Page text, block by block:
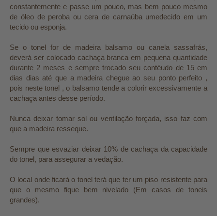
constantemente e passe um pouco, mas bem pouco mesmo
de óleo de peroba ou cera de carnaúba umedecido em um
tecido ou esponja.
Se o tonel for de madeira balsamo ou canela sassafrás,
deverá ser colocado cachaça branca em pequena quantidade
durante 2 meses e sempre trocado seu contéudo de 15 em
dias dias até que a madeira chegue ao seu ponto perfeito ,
pois neste tonel , o balsamo tende a colorir excessivamente a
cachaça antes desse período.
Nunca deixar tomar sol ou ventilação forçada, isso faz com
que a madeira resseque.
Sempre que esvaziar deixar 10% de cachaça da capacidade
do tonel, para assegurar a vedação.
O local onde ficará o tonel terá que ter um piso resistente para
que o mesmo fique bem nivelado (Em casos de toneis
grandes).